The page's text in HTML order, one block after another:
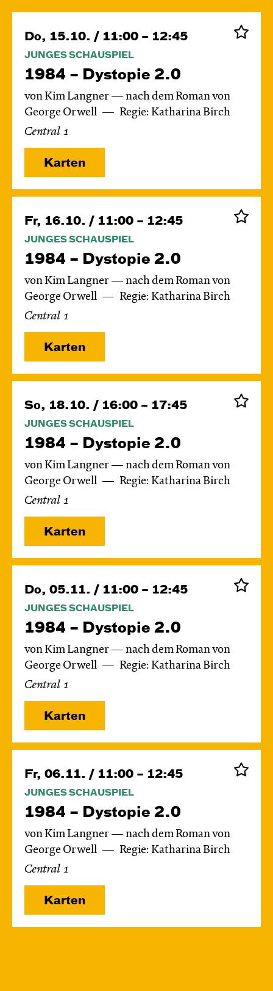
Do, 15.10. / 11:00 – 12:45
JUNGES SCHAUSPIEL
1984 – Dystopie 2.0
von Kim Langner — nach dem Roman von
George Orwell
Regie: Katharina Birch
Central 1
Karten
Fr, 16.10. / 11:00 – 12:45
JUNGES SCHAUSPIEL
1984 – Dystopie 2.0
von Kim Langner — nach dem Roman von
George Orwell
Regie: Katharina Birch
Central 1
Karten
So, 18.10. / 16:00 – 17:45
JUNGES SCHAUSPIEL
1984 – Dystopie 2.0
von Kim Langner — nach dem Roman von
George Orwell
Regie: Katharina Birch
Central 1
Karten
Do, 05.11. / 11:00 – 12:45
JUNGES SCHAUSPIEL
1984 – Dystopie 2.0
von Kim Langner — nach dem Roman von
George Orwell
Regie: Katharina Birch
Central 1
Karten
Fr, 06.11. / 11:00 – 12:45
JUNGES SCHAUSPIEL
1984 – Dystopie 2.0
von Kim Langner — nach dem Roman von
George Orwell
Regie: Katharina Birch
Central 1
Karten